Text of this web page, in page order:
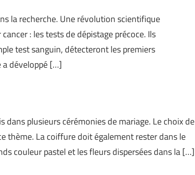
la recherche. Une révolution scientifique
: les tests de dépistage précoce. Ils
test sanguin, détecteront les premiers
a développé […]
dans plusieurs cérémonies de mariage. Le choix de
thème. La coiffure doit également rester dans le
couleur pastel et les fleurs dispersées dans la […]